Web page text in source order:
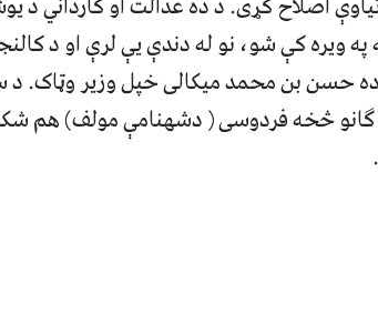
ویره کې شو، نو له دندې یې لرې او د
حسن بن محمد میکالی خپل وزیر وټاک.
څخه فردوسی ( دشهنامې مولف) هم